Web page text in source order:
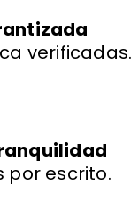
verificadas.
por escrito.